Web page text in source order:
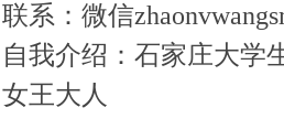
联系：微信
自我介绍：石家庄大学
女王大人